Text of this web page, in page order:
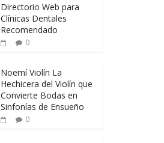
Directorio Web para
Clínicas Dentales
Recomendado
0
Noemí Violín La
Hechicera del Violín que
Convierte Bodas en
Sinfonías de Ensueño
0